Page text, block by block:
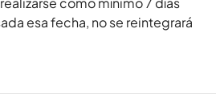
esa fecha, no se reintegrará